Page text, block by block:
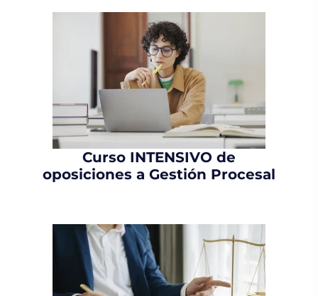
Curso INTENSIVO de
oposiciones a Gestión Procesal